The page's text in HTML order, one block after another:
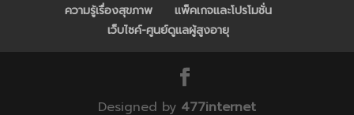
ความรู้เรื่องสุขภาพ
แพ็คเกจและโปรโมชั่น
เว็บไซค์-ศูนย์ดูแลผู้สูงอายุ
Designed by 477internet